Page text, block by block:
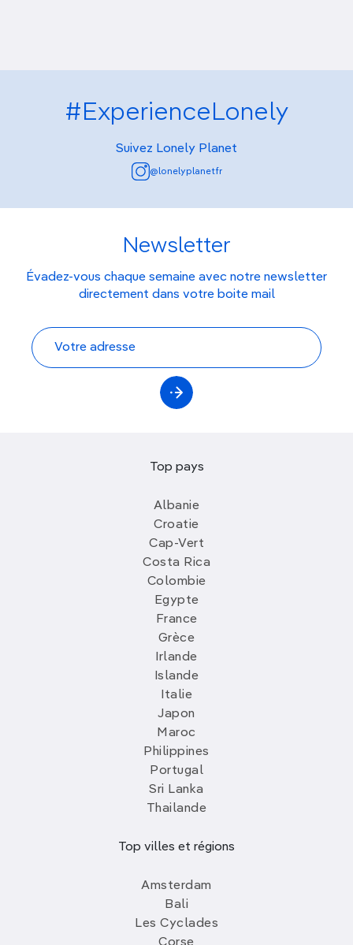
#ExperienceLonely
Suivez Lonely Planet
@lonelyplanetfr
Newsletter
Évadez-vous chaque semaine avec notre newsletter
directement dans votre boite mail
Top pays
Albanie
Croatie
Cap-Vert
Costa Rica
Colombie
Egypte
France
Grèce
Irlande
Islande
Italie
Japon
Maroc
Philippines
Portugal
Sri Lanka
Thailande
Top villes et régions
Amsterdam
Bali
Les Cyclades